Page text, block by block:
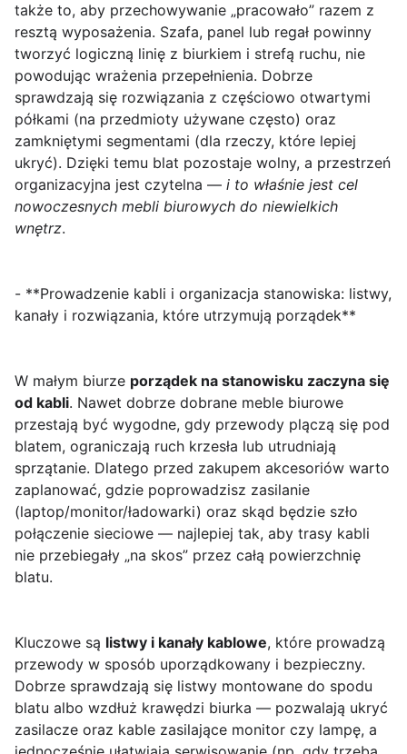
także to, aby przechowywanie „pracowało” razem z
resztą wyposażenia. Szafa, panel lub regał powinny
tworzyć logiczną linię z biurkiem i strefą ruchu, nie
powodując wrażenia przepełnienia. Dobrze
sprawdzają się rozwiązania z częściowo otwartymi
półkami (na przedmioty używane często) oraz
zamkniętymi segmentami (dla rzeczy, które lepiej
ukryć). Dzięki temu blat pozostaje wolny, a przestrzeń
organizacyjna jest czytelna — i to właśnie jest cel
nowoczesnych mebli biurowych do niewielkich
wnętrz.
- **Prowadzenie kabli i organizacja stanowiska: listwy,
kanały i rozwiązania, które utrzymują porządek**
W małym biurze porządek na stanowisku zaczyna się
od kabli. Nawet dobrze dobrane meble biurowe
przestają być wygodne, gdy przewody plączą się pod
blatem, ograniczają ruch krzesła lub utrudniają
sprzątanie. Dlatego przed zakupem akcesoriów warto
zaplanować, gdzie poprowadzisz zasilanie
(laptop/monitor/ładowarki) oraz skąd będzie szło
połączenie sieciowe — najlepiej tak, aby trasy kabli
nie przebiegały „na skos” przez całą powierzchnię
blatu.
Kluczowe są listwy i kanały kablowe, które prowadzą
przewody w sposób uporządkowany i bezpieczny.
Dobrze sprawdzają się listwy montowane do spodu
blatu albo wzdłuż krawędzi biurka — pozwalają ukryć
zasilacze oraz kable zasilające monitor czy lampę, a